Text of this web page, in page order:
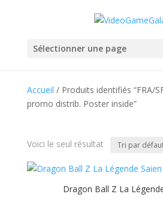
Sélectionner une page
Accueil / Produits identifiés “FRA/
promo distrib. Poster inside”
Voici le seul résultat
Dragon Ball Z La